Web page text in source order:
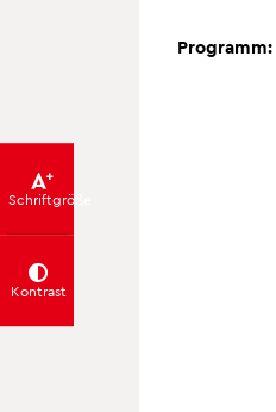
Schrift­größe
Kontrast
Programm: